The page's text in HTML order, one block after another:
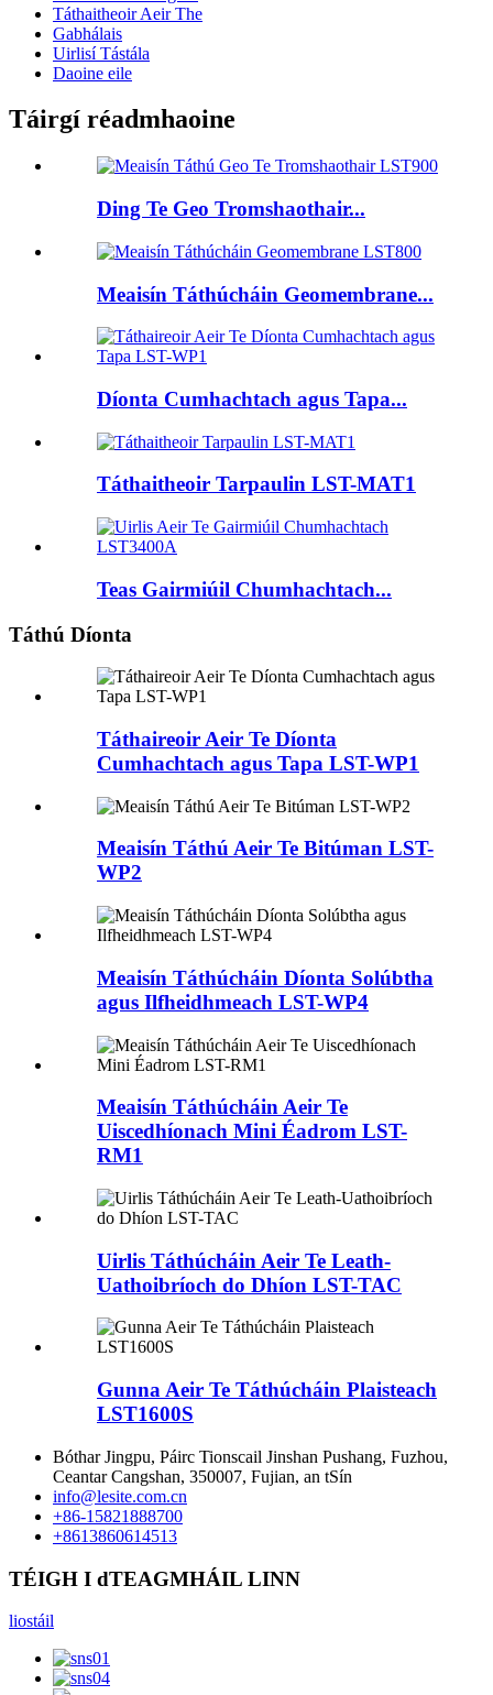
Táthaitheoir Aeir The
Gabhálais
Uirlisí Tástála
Daoine eile
Táirgí réadmhaoine
Ding Te Geo Tromshaothair...
Meaisín Táthúcháin Geomembrane...
Díonta Cumhachtach agus Tapa...
Táthaitheoir Tarpaulin LST-MAT1
Teas Gairmiúil Chumhachtach...
Táthú Díonta
Táthaireoir Aeir Te Díonta
Cumhachtach agus Tapa LST-WP1
Meaisín Táthú Aeir Te Bitúman LST-
WP2
Meaisín Táthúcháin Díonta Solúbtha
agus Ilfheidhmeach LST-WP4
Meaisín Táthúcháin Aeir Te
Uiscedhíonach Mini Éadrom LST-
RM1
Uirlis Táthúcháin Aeir Te Leath-
Uathoibríoch do Dhíon LST-TAC
Gunna Aeir Te Táthúcháin Plaisteach
LST1600S
Bóthar Jingpu, Páirc Tionscail Jinshan Pushang, Fuzhou,
Ceantar Cangshan, 350007, Fujian, an tSín
info@lesite.com.cn
+86-15821888700
+8613860614513
TÉIGH I dTEAGMHÁIL LINN
liostáil